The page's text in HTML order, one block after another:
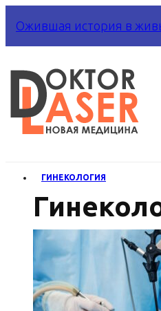
Ожившая история в
ГИНЕКОЛОГИЯ